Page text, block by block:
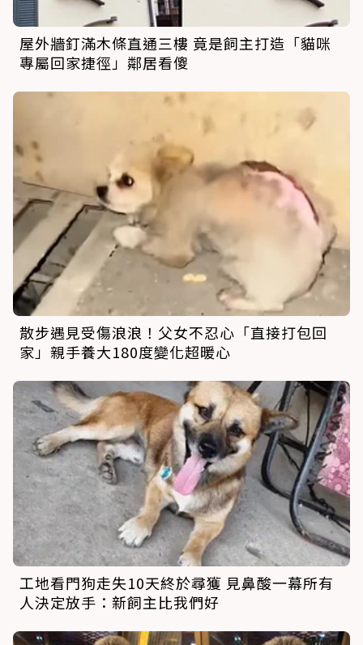
屋外牆釘滿木條直通三樓 竟是飼主打造「貓咪
專屬回家捷徑」鄰居看傻
散步遇見受傷浪浪！父女不忍心「直接打包回
家」親手養大180度變化超暖心
工地看門狗走失10天終於尋獲 見鼻酸一幕所有
人決定放手：新飼主比我們好